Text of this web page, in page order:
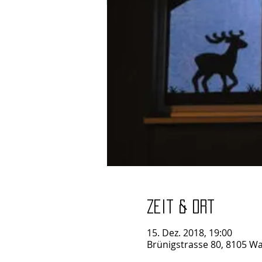
Zeit & Ort
15. Dez. 2018, 19:00
Brünigstrasse 80, 8105